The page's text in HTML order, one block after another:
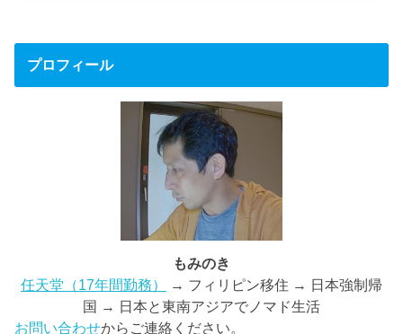
プロフィール
もみのき
任天堂（17年間勤務）
→ フィリピン移住 → 日本強制帰
国 → 日本と東南アジアでノマド生活
お問い合わせからご連絡ください。